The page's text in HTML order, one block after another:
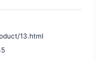
13.html